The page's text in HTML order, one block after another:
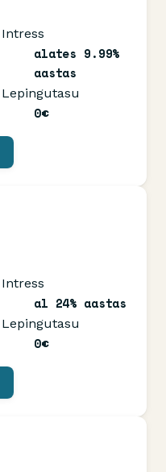
Intress
alates 9.99%
aastas
Lepingutasu
0€
Intress
al 24% aastas
Lepingutasu
0€